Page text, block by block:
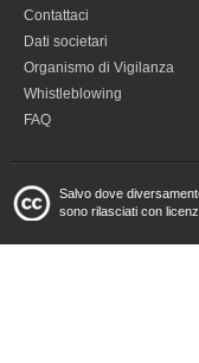
Contattaci
Dati societari
Organismo di Vigilanza
Whistleblowing
FAQ
Salvo dove
sono rilasciati con